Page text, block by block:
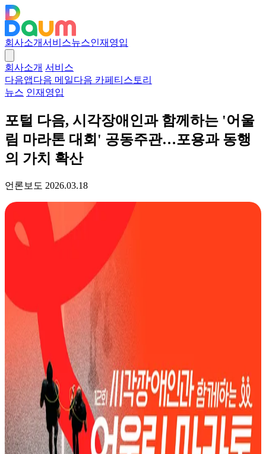
본문 바로가기
회사소개서비스뉴스인재영입
회사소개 서비스
다음앱다음 메일다음 카페 티스토리
뉴스 인재영입
포털 다음, 시각장애인과 함께하는 '어울
림 마라톤 대회' 공동주관…포용과 동행
의 가치 확산
언론보도 2026.03.18